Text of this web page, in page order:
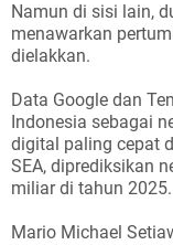
Namun di sisi lain,
menawarkan
dielakkan.
Data Google dan
Indonesia sebagai
digital paling cepat
SEA, diprediksikan
miliar di tahun 2025.
Mario Michael